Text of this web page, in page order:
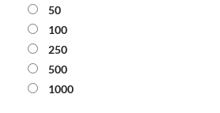
50
100
250
500
1000